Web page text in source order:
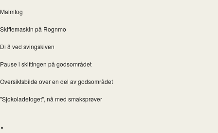
Malmtog
Skiftemaskin på Rognmo
Di 8 ved svingskiven
Pause i skiftingen på godsområdet
Oversiktsbilde over en del av godsområdet
"Sjokoladetoget", nå med smaksprøver
.